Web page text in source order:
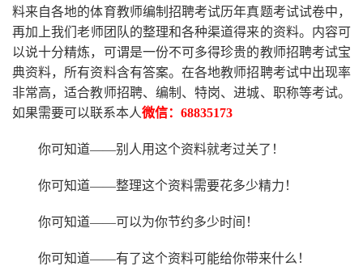
料来自各地的体育教师编制招聘考试历年真题考试试卷中，
再加上我们老师 团队的整理和各种渠道得来的资料。内容可
以说十分精炼，可谓是一份不可多得珍贵的教师招聘考试宝
典资料，所有资料含有答案。在各地教师招聘考试中出现率
非常高，适合教师招聘、编制、特岗、进城、职称等考试。
如果需要可以联系本人微信： 68835173
你可知道——别人用这个资料就考过关了！
你可知道——整理这个资料需要花多少精力 ！
你可知道——可以为你节约多少时间！
你可知道——有了这个资料可能给你带来什么！